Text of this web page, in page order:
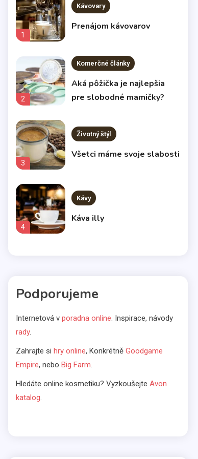
1
Kávovary
Prenájom kávovarov
2
Komerčné články
Aká pôžička je najlepšia
pre slobodné mamičky?
3
Životný štýl
Všetci máme svoje slabosti
4
Kávy
Káva illy
5
6
Bábätká
kočíka nenechávajte na
náhodu
Podporujeme
Internetová v poradna online. Inspirace, návody
rady.
Zahrajte si hry online, Konkrétně Goodgame
Empire, nebo Big Farm.
Hledáte online kosmetiku? Vyzkoušejte Avon
katalog.